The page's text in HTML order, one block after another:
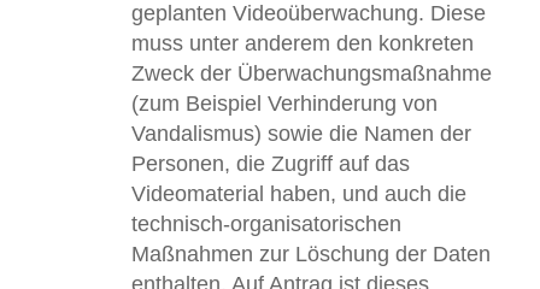
geplanten Videoüberwachung. Diese
muss unter anderem den konkreten
Zweck der Überwachungsmaßnahme
(zum Beispiel Verhinderung von
Vandalismus) sowie die Namen der
Personen, die Zugriff auf das
Videomaterial haben, und auch die
technisch-organisatorischen
Maßnahmen zur Löschung der Daten
enthalten. Auf Antrag ist dieses